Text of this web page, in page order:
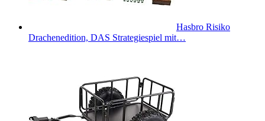
Hasbro Risiko
Drachenedition, DAS Strategiespiel mit…